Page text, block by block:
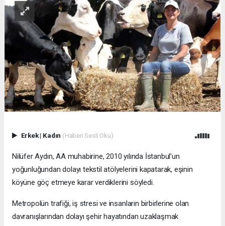
Erkek| Kadın (Haberi Sesli Oku)
Nilüfer Aydın, AA muhabirine, 2010 yılında İstanbul’un
yoğunluğundan dolayı tekstil atölyelerini kapatarak, eşinin
köyüne göç etmeye karar verdiklerini söyledi.
Metropolün trafiği, iş stresi ve insanların birbirlerine olan
davranışlarından dolayı şehir hayatından uzaklaşmak